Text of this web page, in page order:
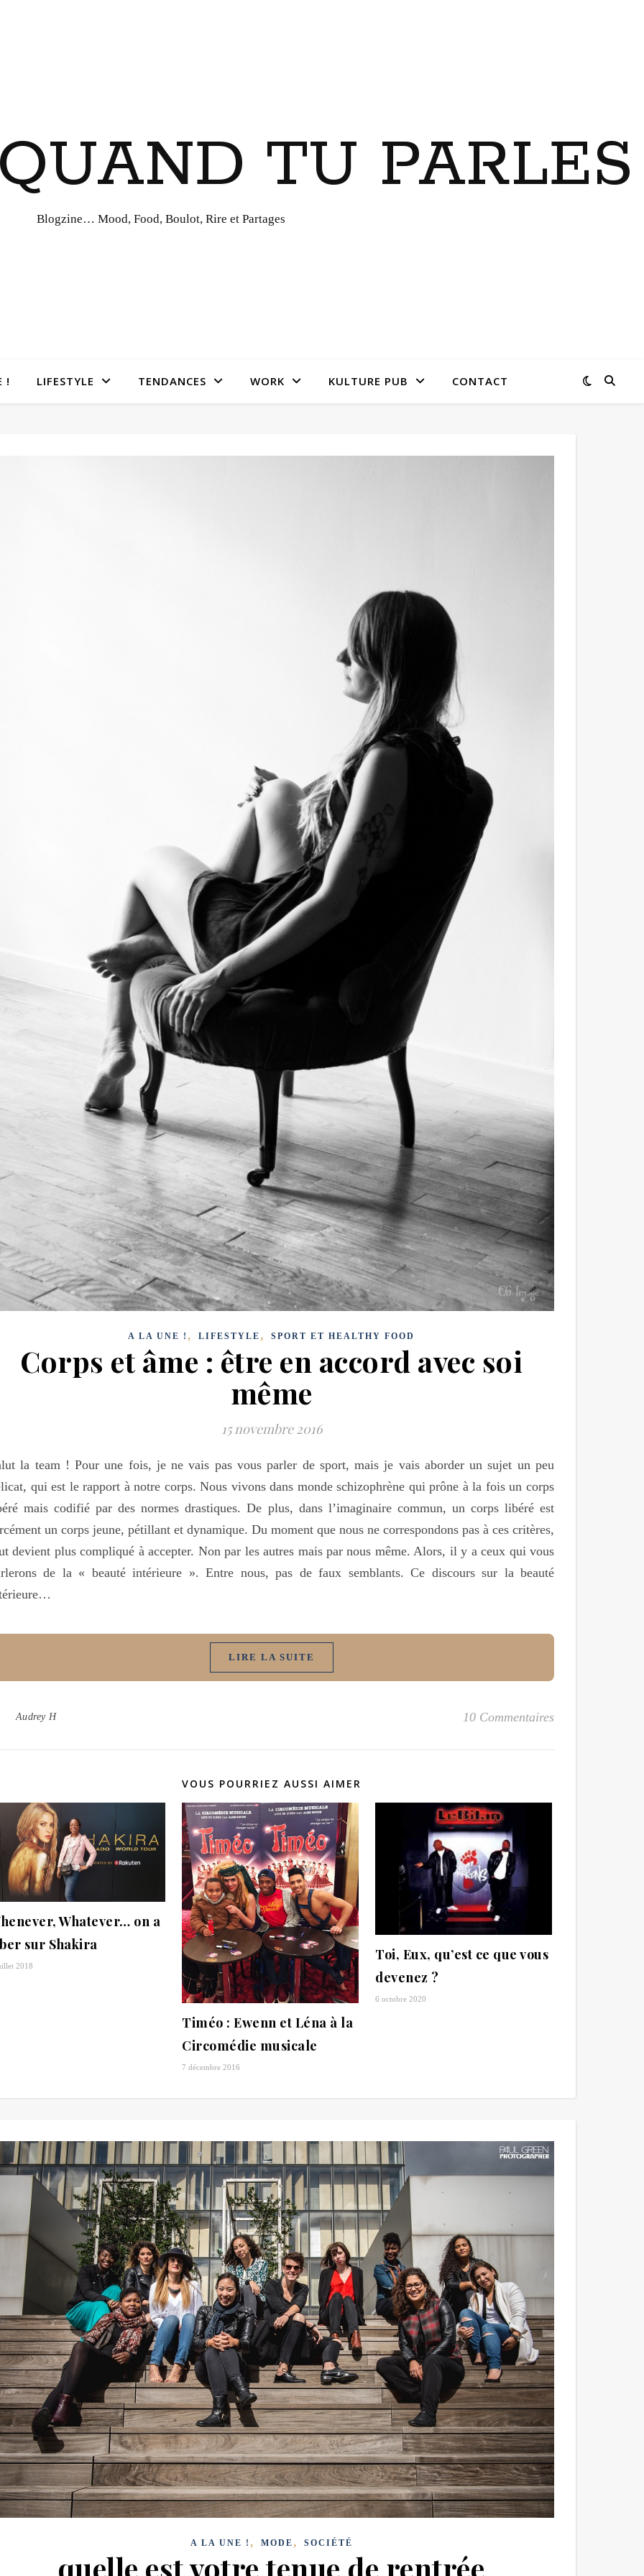
TU PARLES
Blogzine… Mood, Food, Boulot, Rire et Partages
! LIFESTYLE TENDANCES WORK KULTURE PUB CONTACT
A LA UNE ! , LIFESTYLE , SPORT ET HEALTHY FOOD
Corps et âme : être en accord avec soi
même
15 novembre 2016
la team ! Pour une fois, je ne vais pas vous parler de sport, mais je vais aborder un sujet un peu
qui est le rapport à notre corps. Nous vivons dans monde schizophrène qui prône à la fois un corps
mais codifié par des normes drastiques. De plus, dans l’imaginaire commun, un corps libéré est
un corps jeune, pétillant et dynamique. Du moment que nous ne correspondons pas à ces critères,
devient plus compliqué à accepter. Non par les autres mais par nous même. Alors, il y a ceux qui vous
de la « beauté intérieure ». Entre nous, pas de faux semblants. Ce discours sur la beauté
LIRE LA SUITE
Audrey H 10 Commentaires
VOUS POURRIEZ AUSSI AIMER
Whatever… on a
sur Shakira
2018
Timéo : Ewenn et Léna à la
Circomédie musicale
7 décembre 2016
Toi, Eux, qu’est ce que vous
devenez ?
6 octobre 2020
A LA UNE ! , MODE , SOCIÉTÉ
quelle est votre tenue de rentrée